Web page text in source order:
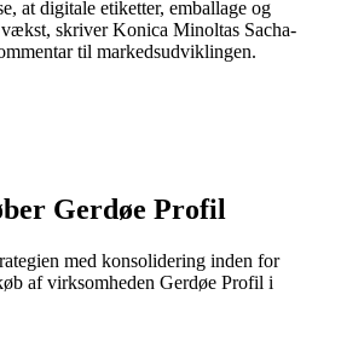
at digitale etiketter, emballage og
skriver Konica Minoltas Sacha-
til markedsudviklingen.
Gerdøe Profil
med konsolidering inden for
af virksomheden Gerdøe Profil i